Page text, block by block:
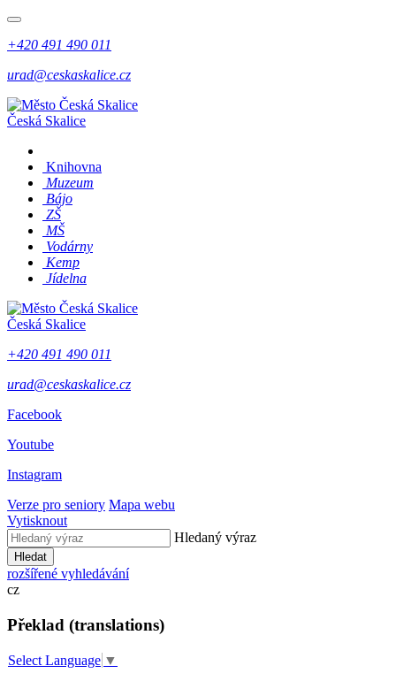
+420 491 490 011
urad@ceskaskalice.cz
Česká Skalice
Knihovna
Muzeum
Bájo
ZŠ
MŠ
Vodárny
Kemp
Jídelna
Česká Skalice
+420 491 490 011
urad@ceskaskalice.cz
Facebook
Youtube
Instagram
Verze pro seniory Mapa webu
Vytisknout
Hledaný výraz
Hledat
rozšířené vyhledávání
cz
Překlad (translations)
Select Language ▼